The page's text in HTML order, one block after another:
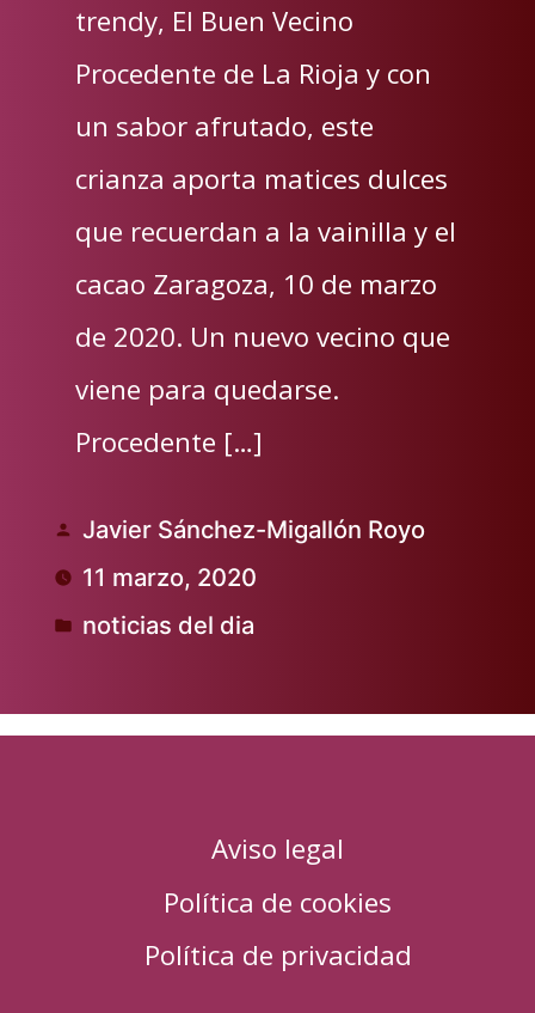
trendy, El Buen Vecino
Procedente de La Rioja y con
un sabor afrutado, este
crianza aporta matices dulces
que recuerdan a la vainilla y el
cacao Zaragoza, 10 de marzo
de 2020. Un nuevo vecino que
viene para quedarse.
Procedente […]
Publicado
por
Javier Sánchez-Migallón Royo
11 marzo, 2020
Publicado
noticias del dia
Aviso legal
Política de cookies
Política de privacidad